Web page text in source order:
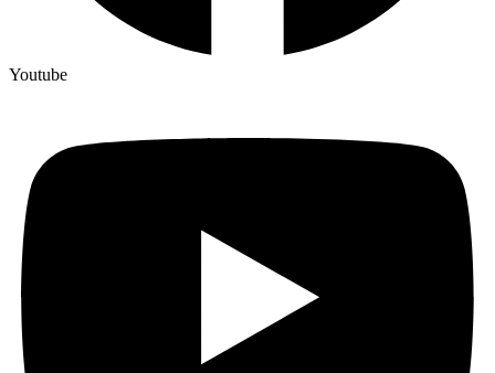
Youtube